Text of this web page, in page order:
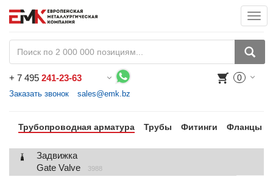
+ 7 495 241-23-63
Заказать звонок sales@emk.bz
0
Трубопроводная арматура Трубы Фитинги Фланцы
Задвижка
Gate Valve
3988